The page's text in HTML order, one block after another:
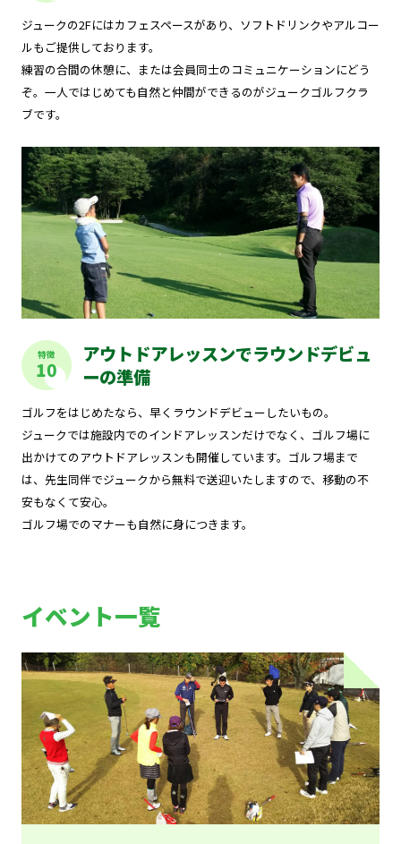
ジュークの2Fにはカフェスペースがあり、ソフトドリンクやアルコー
ルもご提供しております。
練習の合間の休憩に、または会員同士のコミュニケーションにどう
ぞ。一人ではじめても自然と仲間ができるのがジュークゴルフクラ
ブです。
特徴
10
アウトドアレッスンでラウンドデビュ
ーの準備
ゴルフをはじめたなら、早くラウンドデビューしたいもの。
ジュークでは施設内でのインドアレッスンだけでなく、ゴルフ場に
出かけてのアウトドアレッスンも開催しています。ゴルフ場まで
は、先生同伴でジュークから無料で送迎いたしますので、移動の不
安もなくて安心。
ゴルフ場でのマナーも自然に身につきます。
イベント一覧